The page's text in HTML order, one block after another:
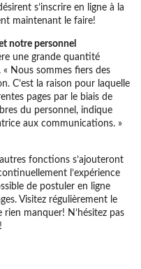
s’inscrire en ligne à la
maintenant le faire!
notre personnel
une grande quantité
« Nous sommes fiers des
C’est la raison pour laquelle
pages par le biais de
du personnel, indique
aux communications. »
fonctions s’ajouteront
l’expérience
de postuler en ligne
Visitez régulièrement le
manquer! N’hésitez pas